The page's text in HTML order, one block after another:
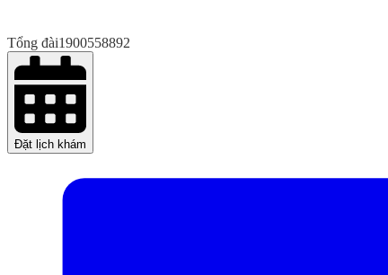
Tổng đài1900558892
Đặt lịch khám